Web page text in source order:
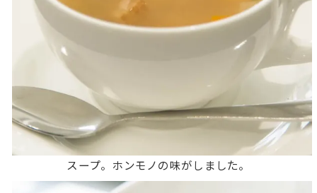
スープ。ホンモノの味がしました。